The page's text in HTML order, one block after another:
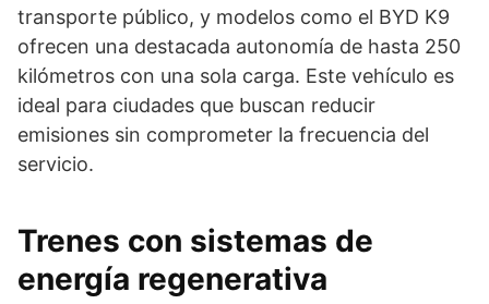
transporte público, y modelos como el BYD K9
ofrecen una destacada autonomía de hasta 250
kilómetros con una sola carga. Este vehículo es
ideal para ciudades que buscan reducir
emisiones sin comprometer la frecuencia del
servicio.
Trenes con sistemas de
energía regenerativa